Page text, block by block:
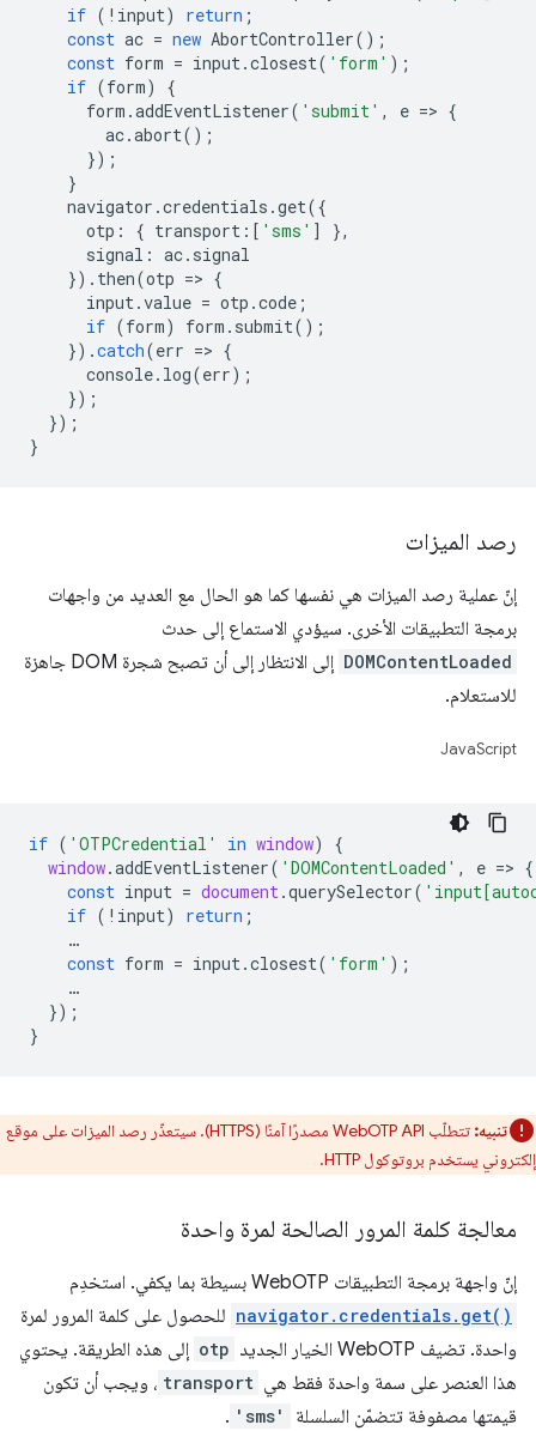
if ( ! input) return ;
const ac = new AbortController();
const form = input.closest( 'form' );
if (form)
{
form .addEventListener( 'submit' , e => {
ac.abort();
});
}
navigator .credentials .get({
otp : { transport : [ 'sms' ]
},
signal : ac. signal
}). then(otp => {
input.value = otp .code ;
if (form) form . submit();
}).catch(err => {
console. log(err);
});
});
}
رصد الميزات
إنّ عملية رصد الميزات هي نفسها كما هو الحال مع العديد من واجهات
برمجة التطبيقات الأخرى. سيؤدي الاستماع إلى حدث
DOMContentLoaded
إلى الانتظار إلى أن تصبح شجرة DOM جاهزة
للاستعلام.
JavaScript
if ( 'OTPCredential' in window)
{
window.addEventListener( 'DOMContentLoaded' , e => {
const input = document.querySelector(
if ( ! input) return ;
…
const form = input.closest( 'form' );
…
});
}
تنبيه:
تتطلّب WebOTP API مصدرًا آمنًا (HTTPS). سيتعذّر رصد الميزات على موقع
إلكتروني يستخدم بروتوكول HTTP.
معالجة كلمة المرور الصالحة لمرة واحدة
إنّ واجهة برمجة التطبيقات WebOTP بسيطة بما يكفي. استخدِم
navigator.credentials.get() للحصول على كلمة المرور لمرة
واحدة. تضيف WebOTP الخيار الجديد
otp إلى هذه الطريقة. يحتوي
هذا العنصر على سمة واحدة فقط هي transport ، ويجب أن تكون
قيمتها مصفوفة تتضمّن السلسلة
'sms'
.